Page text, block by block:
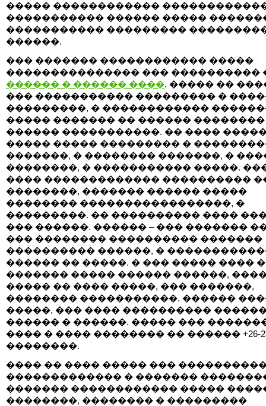
����� ������������
����������� ������ �����
����������� ���������
������.
��� ������� ������������ �����
��������������� ��� ����������
������ � ������ ����. ����� ��
��� ����������� ��������� �
���������, � ������������
����� ������� �� ������ ��������
������ �����������. �� ����
����� ����� ��������� �
�������, � �������� �������, �
��������, � ����������� �����.
���� ������������� ����������
��������, ������� ������ �����
�������� �����������������, �
���������. �� ���������� ����
��� ������. ������ – ��� �������
��� �������� ���������� �������
���������� ������, �
������ �� �����. � ��� ����� ����
������� ����� ������ ������,
����� �� ���� �����, ��� �������,
�������� �����������. ������
�����, ��� ���� ����������
������ � ������. ����� ���
���� � ���� �������� �� ������ +26-
��������.
���� �� ���� ����� ���
������������� � �������
������� ������������ �����
��������, �������� � ���������